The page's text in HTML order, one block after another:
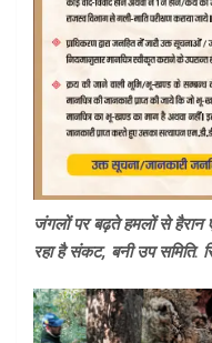
जंगलों पर बढ़ते हमलों से हैरान
रहा है संकट, बनी उप समिति.